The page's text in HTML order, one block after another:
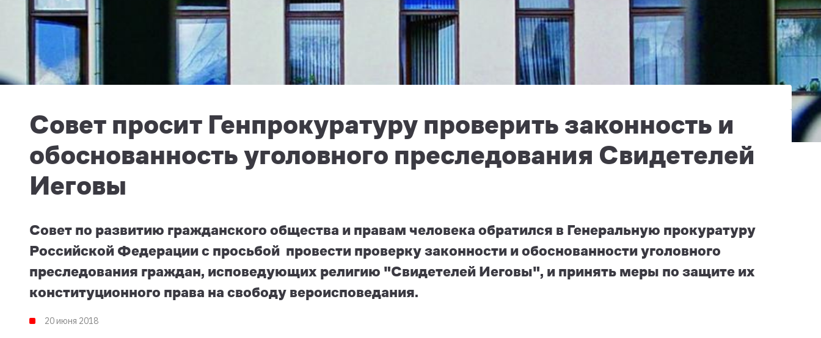
Cовет просит Генпрокуратуру проверить законность и
обоснованность уголовного преследования Свидетелей
Иеговы
Совет по развитию гражданского общества и правам человека обратился в Генеральную прокуратуру
Российской Федерации с просьбой провести проверку законности и обоснованности уголовного
преследования граждан, исповедующих религию "Свидетелей Иеговы", и принять меры по защите их
конституционного права на свободу вероисповедания.
20 июня 2018